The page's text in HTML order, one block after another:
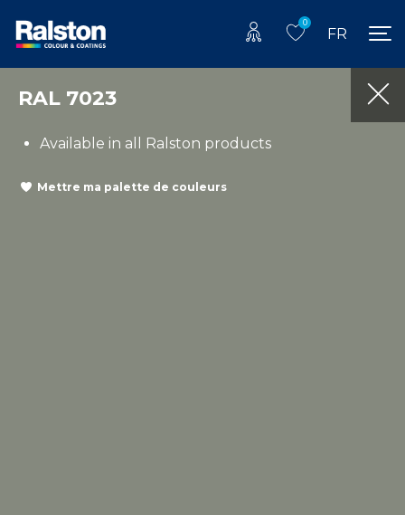
0
FR
RAL 7023
Available in all Ralston products
Mettre ma palette de couleurs